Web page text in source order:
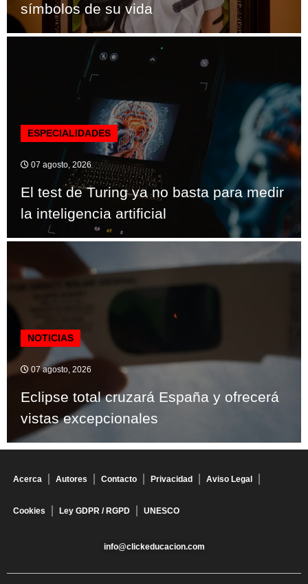
símbolos de su vida
ESPECIALIDADES
07 agosto, 2026
El test de Turing ya no basta para medir
la inteligencia artificial
NOTICIAS
07 agosto, 2026
Eclipse total cruzará España y ofrecerá
vistas excepcionales
Acerca Autores Contacto Privacidad Aviso Legal
Cookies Ley GDPR / RGPD UNESCO
info@clickeducacion.com